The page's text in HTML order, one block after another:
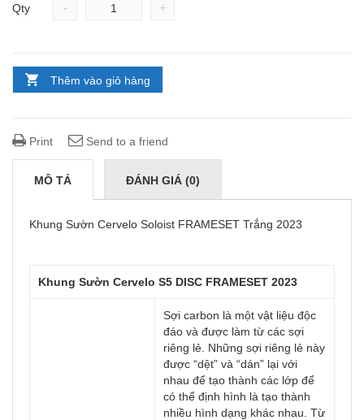
Qty - +
Thêm vào giỏ hàng
Print Send to a friend
MÔ TẢ ĐÁNH GIÁ (0)
Khung Sườn Cervelo Soloist FRAMESET Trắng 2023
Khung Sườn Cervelo S5 DISC FRAMESET 2023
Sợi carbon là một vật liệu độc
đáo và được làm từ các sợi
riêng lẻ. Những sợi riêng lẻ này
được “dệt” và “dán” lại với
nhau để tạo thành các lớp để
có thể định hình là tạo thành
nhiều hình dạng khác nhau. Từ